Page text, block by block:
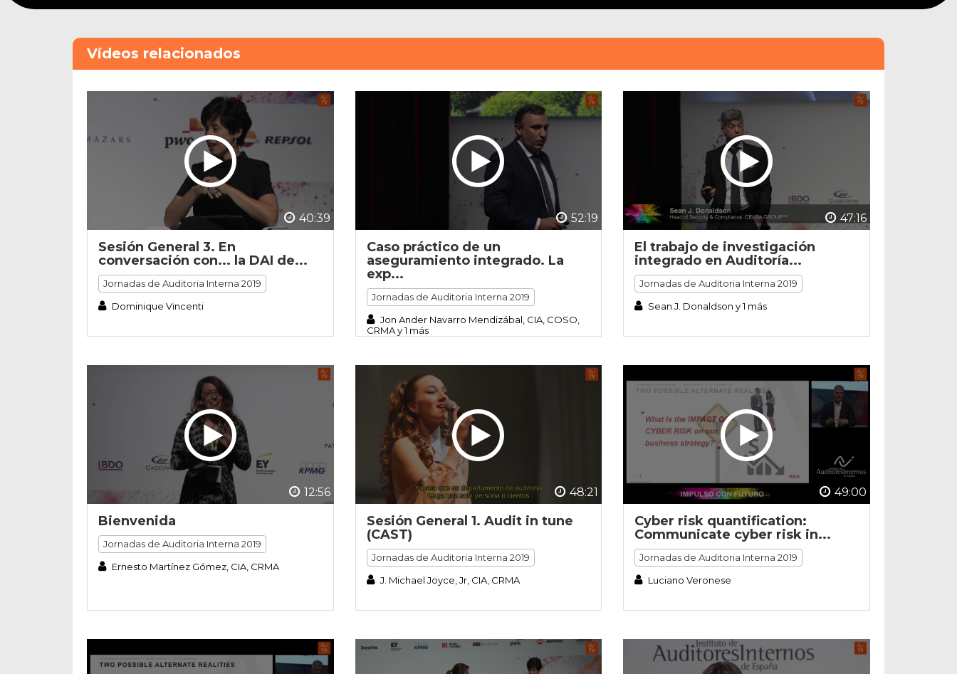
48
Volume
Vídeos relacionados
40:39
Sesión General 3. En
conversación con... la DAI de...
Jornadas de Auditoria Interna 2019
Dominique Vincenti
52:19
Caso práctico de un
aseguramiento integrado. La
exp...
Jornadas de Auditoria Interna 2019
Jon Ander Navarro Mendizábal, CIA, COSO,
CRMA y 1 más
47:16
El trabajo de investigación
integrado en Auditoría...
Jornadas de Auditoria Interna 2019
Sean J. Donaldson y 1 más
12:56
Bienvenida
Jornadas de Auditoria Interna 2019
Ernesto Martínez Gómez, CIA, CRMA
48:21
Sesión General 1. Audit in tune
(CAST)
Jornadas de Auditoria Interna 2019
J. Michael Joyce, Jr, CIA, CRMA
49:00
Cyber risk quantification:
Communicate cyber risk in...
Jornadas de Auditoria Interna 2019
Luciano Veronese